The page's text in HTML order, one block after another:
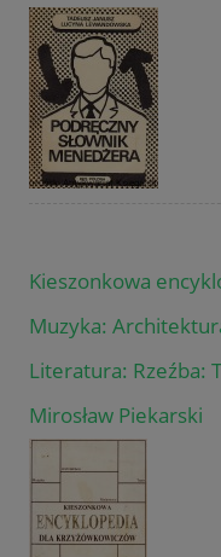
Kieszonkowa
Muzyka:
Literatura: Rzeźba:
Mirosław Piekarski